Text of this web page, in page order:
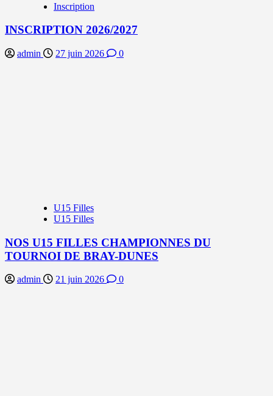
Inscription
INSCRIPTION 2026/2027
admin 27 juin 2026 0
U15 Filles
U15 Filles
NOS U15 FILLES CHAMPIONNES DU
TOURNOI DE BRAY-DUNES
admin 21 juin 2026 0